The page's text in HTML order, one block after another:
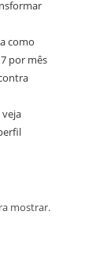
como
por mês
mostrar.